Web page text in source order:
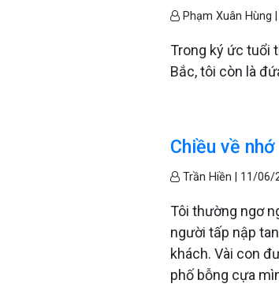
Phạm Xuân Hùng
Trong ký ức tuổi
Bắc, tôi còn là
Chiều về
Trần Hiền | 11/06/
Tôi thường ngơ
người tấp nập
khách. Vài con
phố bỗng cựa